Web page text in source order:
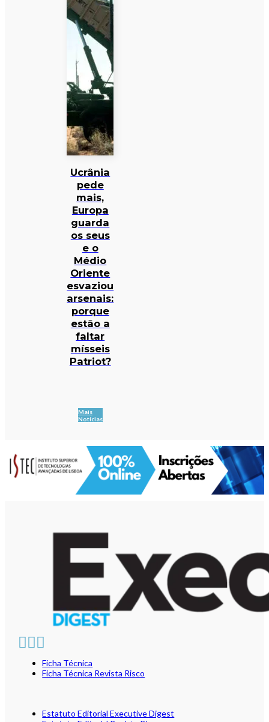
Ucrânia
pede
mais,
Europa
guarda
os seus
e o
Médio
Oriente
esvaziou
arsenais:
porque
estão a
faltar
mísseis
Patriot?
Mais
Notícias
Ficha Técnica
Ficha Técnica Revista Risco
Estatuto Editorial Executive Digest